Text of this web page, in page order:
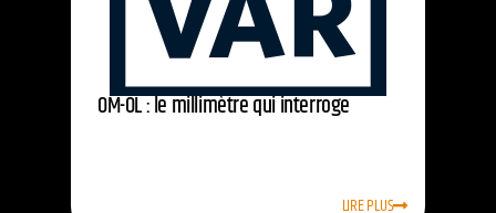
OM-OL : le millimètre qui interroge
LIRE PLUS